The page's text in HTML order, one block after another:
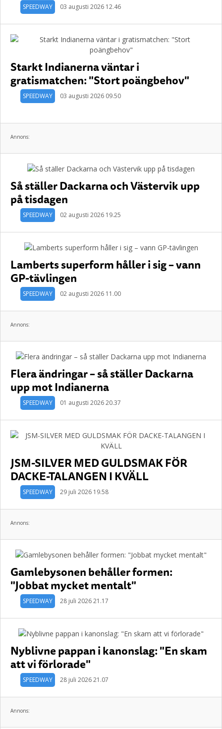
SPEEDWAY 03 augusti 2026 12.46
Starkt Indianerna väntar i
gratismatchen: "Stort poängbehov"
SPEEDWAY 03 augusti 2026 09.50
Annons:
Så ställer Dackarna och Västervik upp
på tisdagen
SPEEDWAY 02 augusti 2026 19.25
Lamberts superform håller i sig – vann
GP-tävlingen
SPEEDWAY 02 augusti 2026 11.00
Annons:
Flera ändringar – så ställer Dackarna
upp mot Indianerna
SPEEDWAY 01 augusti 2026 20.37
JSM-SILVER MED GULDSMAK FÖR
DACKE-TALANGEN I KVÄLL
SPEEDWAY 29 juli 2026 19.58
Annons:
Gamlebysonen behåller formen:
"Jobbat mycket mentalt"
SPEEDWAY 28 juli 2026 21.17
Nyblivne pappan i kanonslag: "En skam
att vi förlorade"
SPEEDWAY 28 juli 2026 21.07
Annons: